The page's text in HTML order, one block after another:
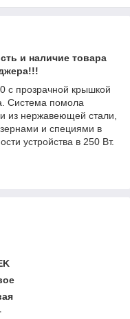
и наличие товара
с прозрачной крышкой
Система помола
из нержавеющей стали,
и специями в
устройства в 250 Вт.